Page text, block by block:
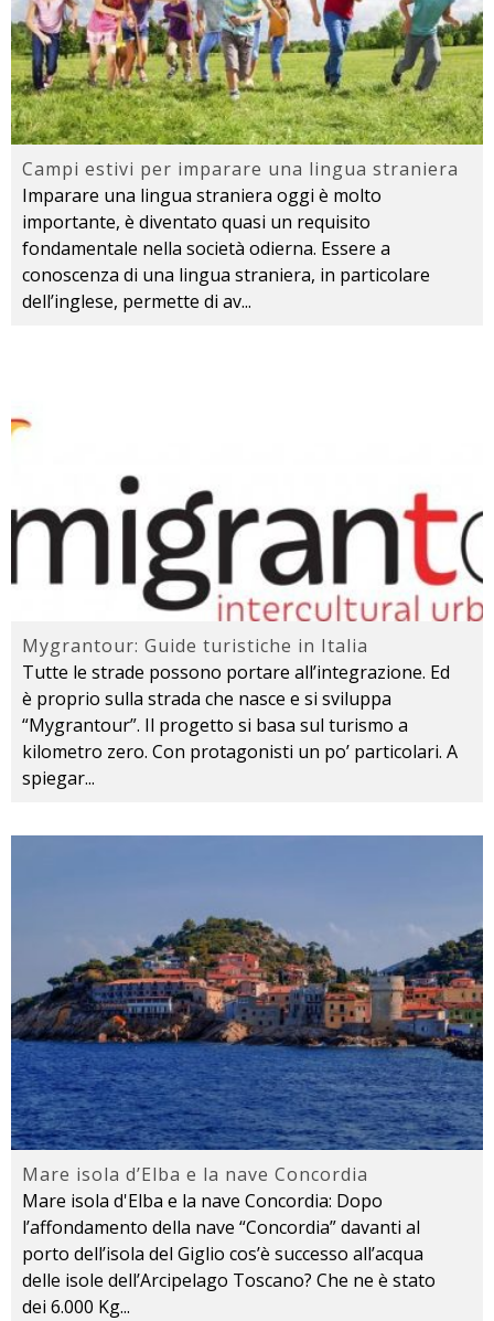
Campi estivi per imparare una lingua straniera
Imparare una lingua straniera oggi è molto
importante, è diventato quasi un requisito
fondamentale nella società odierna. Essere a
conoscenza di una lingua straniera, in particolare
dell’inglese, permette di av...
Mygrantour: Guide turistiche in Italia
Tutte le strade possono portare all’integrazione. Ed
è proprio sulla strada che nasce e si sviluppa
“Mygrantour”. Il progetto si basa sul turismo a
kilometro zero. Con protagonisti un po’ particolari. A
spiegar...
Mare isola d’Elba e la nave Concordia
Mare isola d'Elba e la nave Concordia: Dopo
l’affondamento della nave “Concordia” davanti al
porto dell’isola del Giglio cos’è successo all’acqua
delle isole dell’Arcipelago Toscano? Che ne è stato
dei 6.000 Kg...